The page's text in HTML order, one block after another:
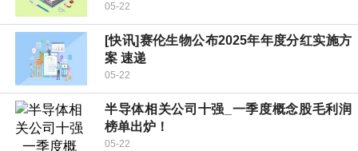
05-22
[快讯]赛伦生物公布2025年年度分红实施方
案 速递
05-22
半导体相关公司十强_一季度概念股毛利润
榜单出炉！
05-22